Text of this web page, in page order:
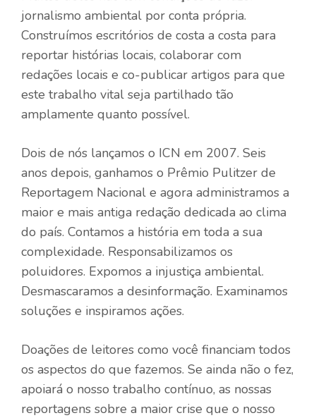
jornalismo ambiental por conta própria.
Construímos escritórios de costa a costa para
reportar histórias locais, colaborar com
redações locais e co-publicar artigos para que
este trabalho vital seja partilhado tão
amplamente quanto possível.
Dois de nós lançamos o ICN em 2007. Seis
anos depois, ganhamos o Prêmio Pulitzer de
Reportagem Nacional e agora administramos a
maior e mais antiga redação dedicada ao clima
do país. Contamos a história em toda a sua
complexidade. Responsabilizamos os
poluidores. Expomos a injustiça ambiental.
Desmascaramos a desinformação. Examinamos
soluções e inspiramos ações.
Doações de leitores como você financiam todos
os aspectos do que fazemos. Se ainda não o fez,
apoiará o nosso trabalho contínuo, as nossas
reportagens sobre a maior crise que o nosso